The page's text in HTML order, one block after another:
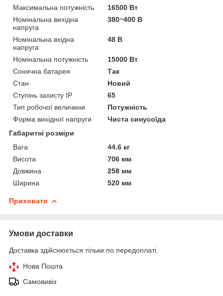
Максимальна потужність
16500 Вт
Номінальна вихідна
напруга
380~400 В
Номінальна вхідна
напруга
48 В
Номінальна потужність
15000 Вт
Сонячна батарея
Так
Стан
Новий
Ступінь захисту IP
65
Тип робочої величини
Потужність
Форма вихідної напруги
Чиста синусоїда
Габаритні розміри
Вага
44.6 кг
Висота
706 мм
Довжина
258 мм
Ширина
520 мм
Приховати
Умови доставки
Доставка здійснюється тільки по передоплаті.
Нова Пошта
Самовивіз